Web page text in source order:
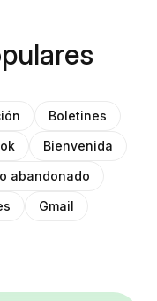
Boletines
Bienvenida
abandonado
Gmail